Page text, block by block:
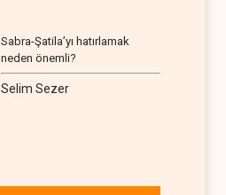
Sabra-Şatila’yı hatırlamak
neden önemli?
Selim Sezer